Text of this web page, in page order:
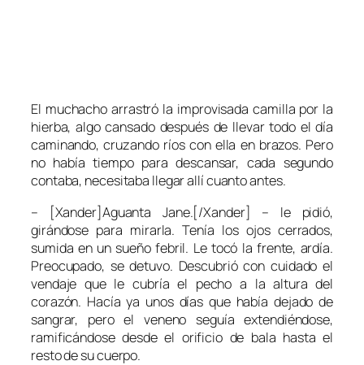
El muchacho arrastró la improvisada camilla por la
hierba, algo cansado después de llevar todo el día
caminando, cruzando ríos con ella en brazos. Pero
no había tiempo para descansar, cada segundo
contaba, necesitaba llegar allí cuanto antes.
– [Xander]Aguanta Jane.[/Xander] – le pidió,
girándose para mirarla. Tenía los ojos cerrados,
sumida en un sueño febril. Le tocó la frente, ardía.
Preocupado, se detuvo. Descubrió con cuidado el
vendaje que le cubría el pecho a la altura del
corazón. Hacía ya unos días que había dejado de
sangrar, pero el veneno seguía extendiéndose,
ramificándose desde el orificio de bala hasta el
resto de su cuerpo.